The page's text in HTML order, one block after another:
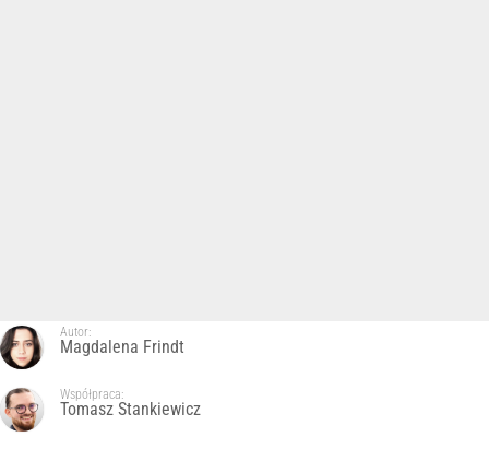
Autor:
Magdalena Frindt
Współpraca:
Tomasz Stankiewicz